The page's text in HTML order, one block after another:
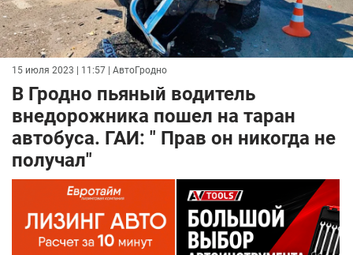
15 июля 2023 | 11:57 | АвтоГродно
В Гродно пьяный водитель
внедорожника пошел на таран
автобуса. ГАИ: " Прав он никогда не
получал"